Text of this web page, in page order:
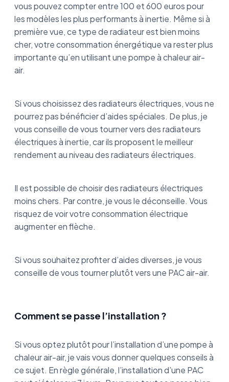
vous pouvez compter entre 100 et 600 euros pour
les modèles les plus performants à inertie. Même si à
première vue, ce type de radiateur est bien moins
cher, votre consommation énergétique va rester plus
importante qu’en utilisant une pompe à chaleur air-
air.
Si vous choisissez des radiateurs électriques, vous ne
pourrez pas bénéficier d’aides spéciales. De plus, je
vous conseille de vous tourner vers des radiateurs
électriques à inertie, car ils proposent le meilleur
rendement au niveau des radiateurs électriques.
Il est possible de choisir des radiateurs électriques
moins chers. Par contre, je vous le déconseille. Vous
risquez de voir votre consommation électrique
augmenter en flèche.
Si vous souhaitez profiter d’aides diverses, je vous
conseille de vous tourner plutôt vers une PAC air-air.
Comment se passe l’installation ?
Si vous optez plutôt pour l’installation d’une pompe à
chaleur air-air, je vais vous donner quelques conseils à
ce sujet. En règle générale, l’installation d’une PAC